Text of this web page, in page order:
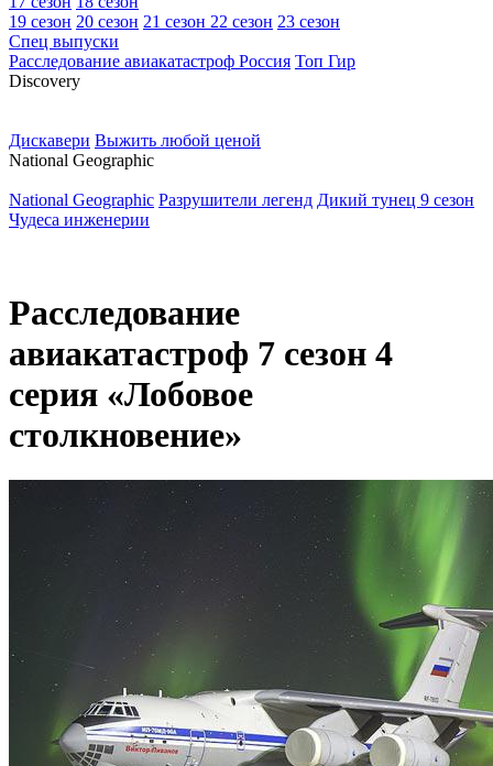
19 сезон 20 сезон 21 сезон 22 сезон 23 сезон
Спец выпуски
Расследование авиакатастроф Россия Топ Гир
Discovery
Дискавери Выжить любой ценой
National Geographic
National Geographic Разрушители легенд Дикий тунец 9 сезон
Чудеса инженерии
Расследование
авиакатастроф 7 сезон 4
серия «Лобовое
столкновение»